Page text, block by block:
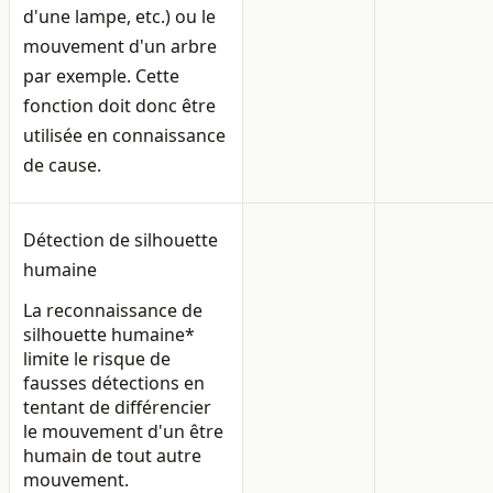
d'une lampe, etc.) ou le
mouvement d'un arbre
par exemple. Cette
fonction doit donc être
utilisée en connaissance
de cause.
Détection de silhouette
humaine
La reconnaissance de
silhouette humaine*
limite le risque de
fausses détections en
tentant de différencier
le mouvement d'un être
humain de tout autre
mouvement.